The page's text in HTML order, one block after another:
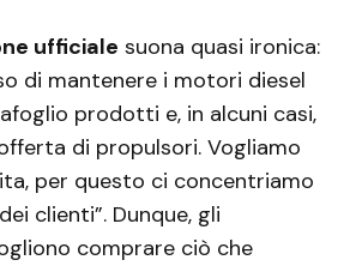
ufficiale suona quasi ironica:
di mantenere i motori diesel
prodotti e, in alcuni casi,
di propulsori. Vogliamo
per questo ci concentriamo
clienti”. Dunque, gli
comprare ciò che